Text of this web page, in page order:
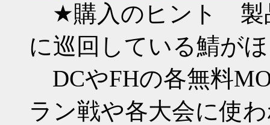
★購入のヒント 製
に巡回している鯖が
DCやFHの各無料
ラン戦や各大会に使